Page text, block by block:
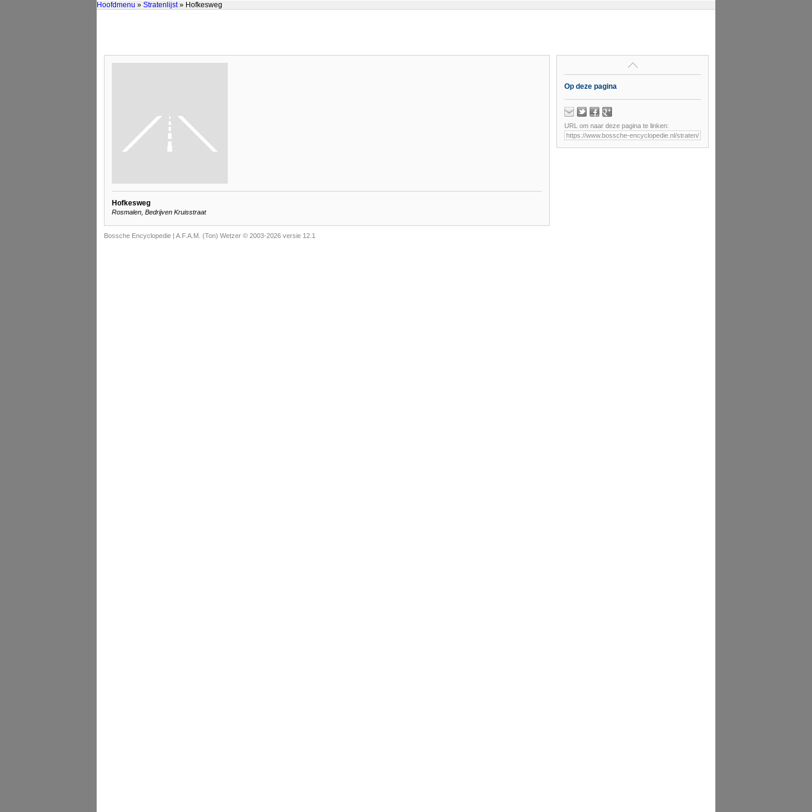
Hoofdmenu » Stratenlijst» Hofkesweg
Hofkesweg
Rosmalen, Bedrijven Kruisstraat
Op deze pagina
URL om naar deze pagina te linken:
Bossche Encyclopedie | A.F.A.M. (Ton) Wetzer © 2003-2026 versie 12.1